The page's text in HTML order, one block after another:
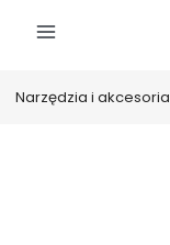
Narzędzia i akcesoria